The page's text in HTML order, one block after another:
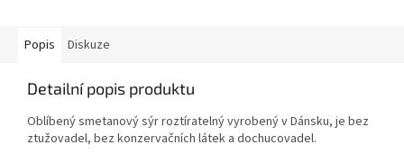
Popis Diskuze
Detailní popis produktu
Oblíbený smetanový sýr roztíratelný vyrobený v Dánsku, je bez
ztužovadel, bez konzervačních látek a dochucovadel.